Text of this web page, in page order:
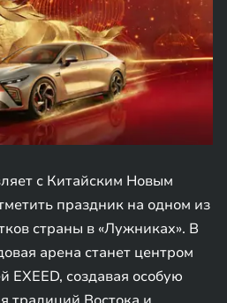
с Китайским Новым
праздник на одном из
страны в «Лужниках». В
арена станет центром
EXEED, создавая особую